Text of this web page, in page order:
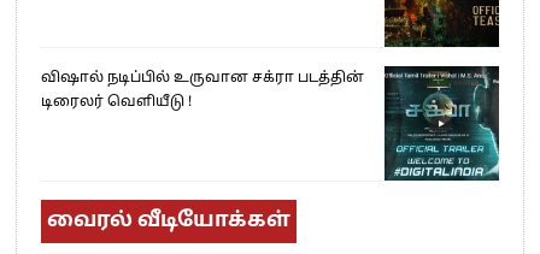
விஷால் நடிப்பில் உருவான சக்ரா படத்தின்
டிரைலர் வெளியீடு !
வைரல் வீடியோக்கள்